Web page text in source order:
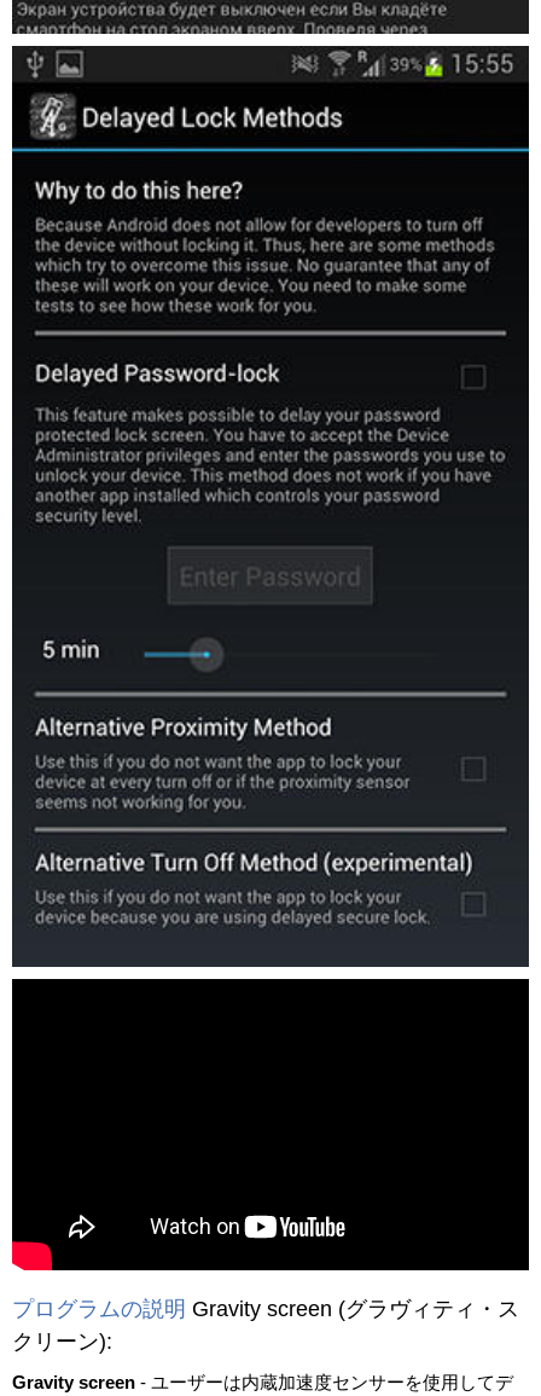
プログラムの説明 Gravity screen (グラヴィティ・ス
クリーン):
Gravity screen - ユーザーは内蔵加速度センサーを使用してデ